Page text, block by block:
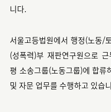
니다.
서울고등법원에서 행정(노동/
(성폭력)부 재판연구원으로
평 소송그룹(노동그룹)에 합
및 자문 업무를 수행하고 있습